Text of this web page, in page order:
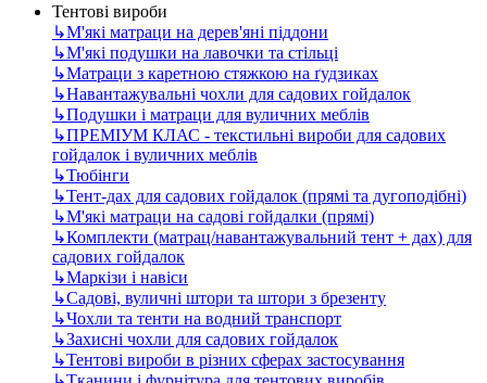
Тентові вироби
↳М'які матраци на дерев'яні піддони
↳М'які подушки на лавочки та стільці
↳Матраци з каретною стяжкою на ґудзиках
↳Навантажувальні чохли для садових гойдалок
↳Подушки і матраци для вуличних меблів
↳ПРЕМІУМ КЛАС - текстильні вироби для садових
гойдалок і вуличних меблів
↳Тюбінги
↳Тент-дах для садових гойдалок (прямі та дугоподібні)
↳М'які матраци на садові гойдалки (прямі)
↳Комплекти (матрац/навантажувальний тент + дах) для
садових гойдалок
↳Маркізи і навіси
↳Садові, вуличні штори та штори з брезенту
↳Чохли та тенти на водний транспорт
↳Захисні чохли для садових гойдалок
↳Тентові вироби в різних сферах застосування